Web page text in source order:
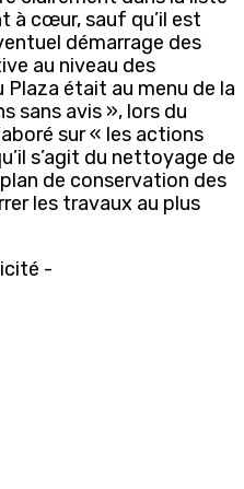
à cœur, sauf qu’il est
démarrage des
au niveau des
Plaza était au menu de la
sans avis », lors du
sur « les actions
s’agit du nettoyage de
de conservation des
les travaux au plus
-